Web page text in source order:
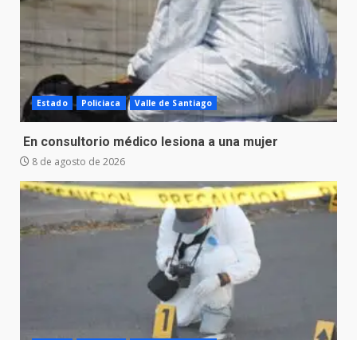
Estado Policiaca Valle de Santiago
En consultorio médico lesiona a una mujer
8 de agosto de 2026